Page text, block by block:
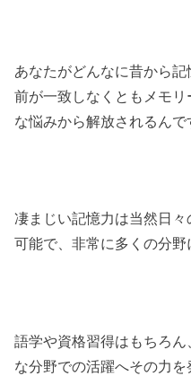
あなたがどんなに昔から
前が一致しなくともメモ
な悩みから解放されるんで
凄まじい記憶力は当然日
可能で、非常に多くの分野
語学や資格習得はもちろ
な分野での活躍へその力